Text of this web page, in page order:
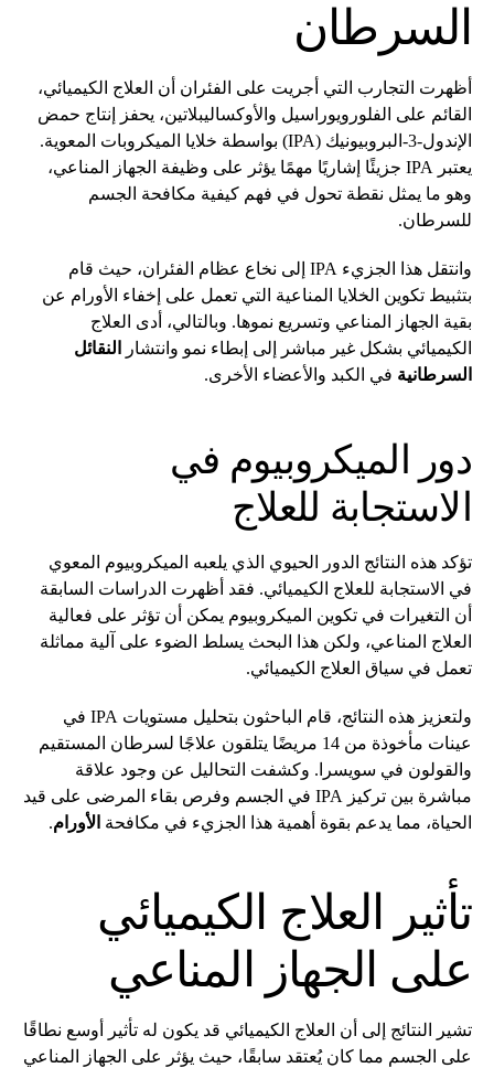
السرطان
أظهرت التجارب التي أجريت على الفئران أن العلاج الكيميائي،
القائم على الفلورويوراسيل والأوكساليبلاتين، يحفز إنتاج حمض
الإندول-3-البروبيونيك (IPA) بواسطة خلايا الميكروبات المعوية.
يعتبر IPA جزيئًا إشاريًا مهمًا يؤثر على وظيفة الجهاز المناعي،
وهو ما يمثل نقطة تحول في فهم كيفية مكافحة الجسم
للسرطان.
وانتقل هذا الجزيء IPA إلى نخاع عظام الفئران، حيث قام
بتثبيط تكوين الخلايا المناعية التي تعمل على إخفاء الأورام عن
بقية الجهاز المناعي وتسريع نموها. وبالتالي، أدى العلاج
الكيميائي بشكل غير مباشر إلى إبطاء نمو وانتشار
النقائل
السرطانية في الكبد والأعضاء الأخرى.
دور الميكروبيوم في
الاستجابة للعلاج
تؤكد هذه النتائج الدور الحيوي الذي يلعبه الميكروبيوم المعوي
في الاستجابة للعلاج الكيميائي. فقد أظهرت الدراسات السابقة
أن التغيرات في تكوين الميكروبيوم يمكن أن تؤثر على فعالية
العلاج المناعي، ولكن هذا البحث يسلط الضوء على آلية مماثلة
تعمل في سياق العلاج الكيميائي.
ولتعزيز هذه النتائج، قام الباحثون بتحليل مستويات IPA في
عينات مأخوذة من 14 مريضًا يتلقون علاجًا لسرطان المستقيم
والقولون في سويسرا. وكشفت التحاليل عن وجود علاقة
مباشرة بين تركيز IPA في الجسم وفرص بقاء المرضى على قيد
الحياة، مما يدعم بقوة أهمية هذا الجزيء في مكافحة الأورام.
تأثير العلاج الكيميائي
على الجهاز المناعي
تشير النتائج إلى أن العلاج الكيميائي قد يكون له تأثير أوسع نطاقًا
على الجسم مما كان يُعتقد سابقًا، حيث يؤثر على الجهاز المناعي